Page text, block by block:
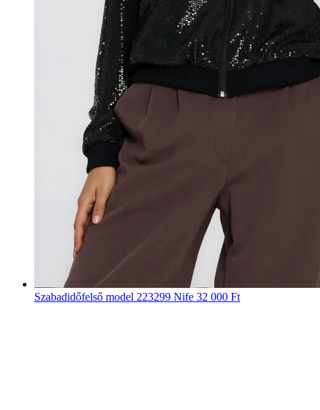
Szabadidőfelső model 223299 Nife 32 000 Ft